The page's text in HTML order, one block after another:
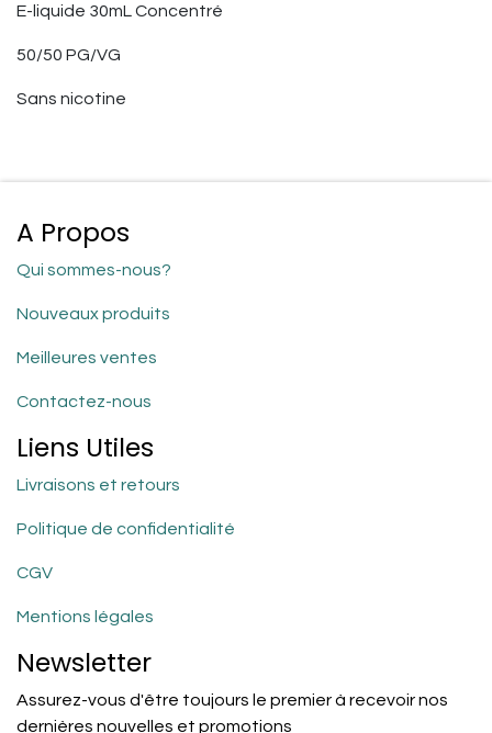
E-liquide 30mL Concentré
50/50 PG/VG
Sans nicotine
A Propos
Qui sommes-nous?
Nouveaux produits
Meilleures ventes
Contactez-nous
Liens Utiles
Livraisons et retours
Politique de confidentialité
CGV
Mentions légales
Newsletter
Assurez-vous d'être toujours le premier à recevoir nos
dernières nouvelles et promotions